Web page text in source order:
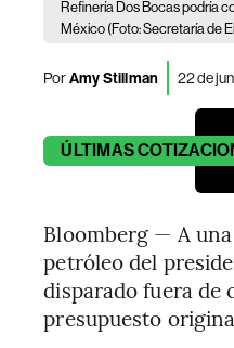
Refinería Dos Bocas podría
México (Foto: Secretaría de
PorAmy Stillman 22 de
ÚLTIMAS
Bloomberg — A
petróleo del
disparado fuera de
presupuesto